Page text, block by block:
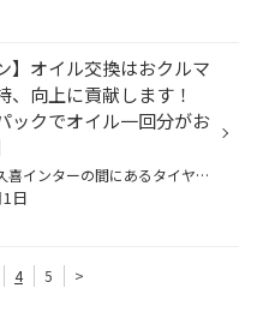
】オイル交換はおクルマ
、向上に貢献します！
ックでオイル一回分がお
久喜警察と久喜インターの間にあるタイヤ館久喜店です！ いつも当店WEBをご覧いただきありがとうございます！ ーーーーーーーーーーーーーーーーーーーーーーーーーーーーーーーーーーーーーーーーーー 詳しくはページ下のリンクをチェック！ ーーーーーーーーーーーーーーーーーーーーーーーーーー...
日
4 5 >